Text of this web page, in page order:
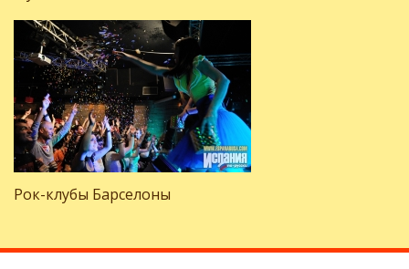
Рок-клубы Барселоны